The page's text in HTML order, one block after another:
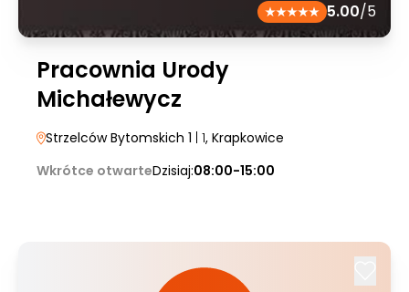
5.00/5
Pracownia Urody
Michałewycz
Strzelców Bytomskich 1 | 1, Krapkowice
Wkrótce otwarteDzisiaj:08:00-15:00